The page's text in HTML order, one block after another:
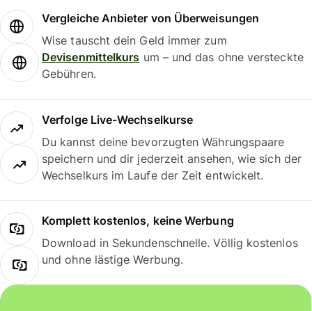
Vergleiche Anbieter von Überweisungen
Wise tauscht dein Geld immer zum
Devisenmittelkurs um – und das ohne versteckte
Gebühren.
Verfolge Live-Wechselkurse
Du kannst deine bevorzugten Währungspaare
speichern und dir jederzeit ansehen, wie sich der
Wechselkurs im Laufe der Zeit entwickelt.
Komplett kostenlos, keine Werbung
Download in Sekundenschnelle. Völlig kostenlos
und ohne lästige Werbung.